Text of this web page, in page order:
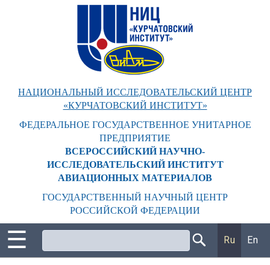
НАЦИОНАЛЬНЫЙ ИССЛЕДОВАТЕЛЬСКИЙ ЦЕНТР
«КУРЧАТОВСКИЙ ИНСТИТУТ»
ФЕДЕРАЛЬНОЕ ГОСУДАРСТВЕННОЕ УНИТАРНОЕ
ПРЕДПРИЯТИЕ
ВСЕРОССИЙСКИЙ НАУЧНО-
ИССЛЕДОВАТЕЛЬСКИЙ ИНСТИТУТ
АВИАЦИОННЫХ МАТЕРИАЛОВ
ГОСУДАРСТВЕННЫЙ НАУЧНЫЙ ЦЕНТР
РОССИЙСКОЙ ФЕДЕРАЦИИ
☰ Ru En